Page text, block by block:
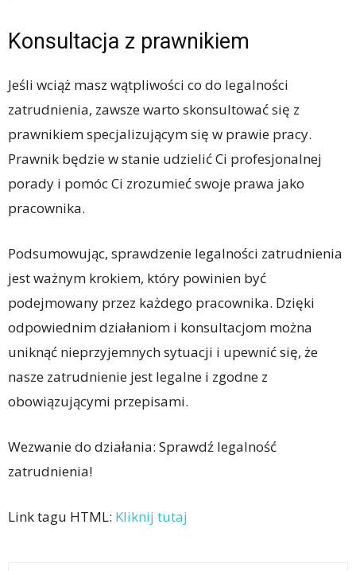
Konsultacja z prawnikiem
Jeśli wciąż masz wątpliwości co do legalności
zatrudnienia, zawsze warto skonsultować się z
prawnikiem specjalizującym się w prawie pracy.
Prawnik będzie w stanie udzielić Ci profesjonalnej
porady i pomóc Ci zrozumieć swoje prawa jako
pracownika.
Podsumowując, sprawdzenie legalności zatrudnienia
jest ważnym krokiem, który powinien być
podejmowany przez każdego pracownika. Dzięki
odpowiednim działaniom i konsultacjom można
uniknąć nieprzyjemnych sytuacji i upewnić się, że
nasze zatrudnienie jest legalne i zgodne z
obowiązującymi przepisami.
Wezwanie do działania: Sprawdź legalność
zatrudnienia!
Link tagu HTML: Kliknij tutaj